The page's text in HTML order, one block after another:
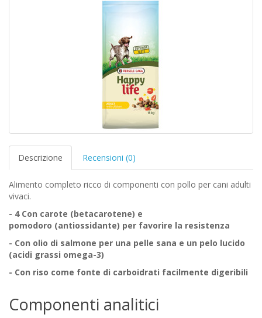
Descrizione Recensioni (0)
Alimento completo ricco di componenti con pollo per cani adulti
vivaci.
- 4 Con carote (betacarotene) e
pomodoro (antiossidante) per favorire la resistenza
- Con olio di salmone per una pelle sana e un pelo lucido
(acidi grassi omega-3)
- Con riso come fonte di carboidrati facilmente digeribili
Componenti analitici